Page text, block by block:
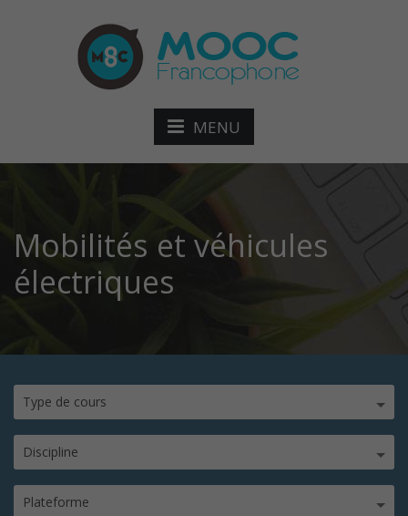
MENU
Mobilités et véhicules
électriques
Type de cours
Discipline
Plateforme